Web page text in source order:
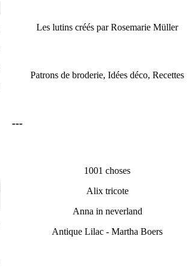
Les lutins créés par Rosemarie Müller
Patrons de broderie, Idées déco, Recettes
---
1001 choses
Alix tricote
Anna in neverland
Antique Lilac - Martha Boers